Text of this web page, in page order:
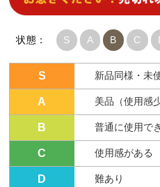
状態： S A B C
S 新品同様・未
A 美品（使用感
B 普通に使用で
C 使用感がある
D 難あり